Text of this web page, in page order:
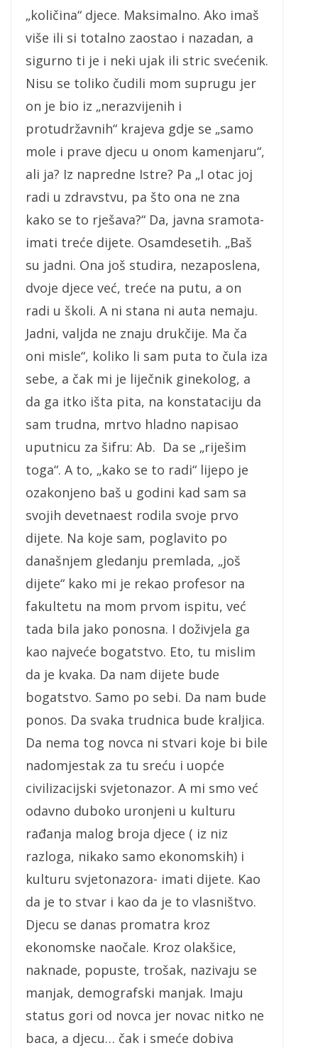
„količina“ djece. Maksimalno. Ako imaš
više ili si totalno zaostao i nazadan, a
sigurno ti je i neki ujak ili stric svećenik.
Nisu se toliko čudili mom suprugu jer
on je bio iz „nerazvijenih i
protudržavnih“ krajeva gdje se „samo
mole i prave djecu u onom kamenjaru“,
ali ja? Iz napredne Istre? Pa „I otac joj
radi u zdravstvu, pa što ona ne zna
kako se to rješava?“ Da, javna sramota-
imati treće dijete. Osamdesetih. „Baš
su jadni. Ona još studira, nezaposlena,
dvoje djece već, treće na putu, a on
radi u školi. A ni stana ni auta nemaju.
Jadni, valjda ne znaju drukčije. Ma ča
oni misle“, koliko li sam puta to čula iza
sebe, a čak mi je liječnik ginekolog, a
da ga itko išta pita, na konstataciju da
sam trudna, mrtvo hladno napisao
uputnicu za šifru: Ab. Da se „riješim
toga“. A to, „kako se to radi“ lijepo je
ozakonjeno baš u godini kad sam sa
svojih devetnaest rodila svoje prvo
dijete. Na koje sam, poglavito po
današnjem gledanju premlada, „još
dijete“ kako mi je rekao profesor na
fakultetu na mom prvom ispitu, već
tada bila jako ponosna. I doživjela ga
kao najveće bogatstvo. Eto, tu mislim
da je kvaka. Da nam dijete bude
bogatstvo. Samo po sebi. Da nam bude
ponos. Da svaka trudnica bude kraljica.
Da nema tog novca ni stvari koje bi bile
nadomjestak za tu sreću i uopće
civilizacijski svjetonazor. A mi smo već
odavno duboko uronjeni u kulturu
rađanja malog broja djece ( iz niz
razloga, nikako samo ekonomskih) i
kulturu svjetonazora- imati dijete. Kao
da je to stvar i kao da je to vlasništvo.
Djecu se danas promatra kroz
ekonomske naočale. Kroz olakšice,
naknade, popuste, trošak, nazivaju se
manjak, demografski manjak. Imaju
status gori od novca jer novac nitko ne
baca, a djecu… čak i smeće dobiva